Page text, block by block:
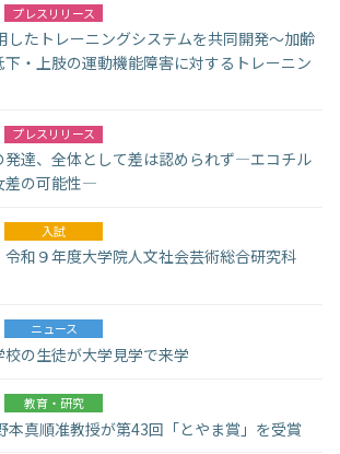
プレスリリース
したトレーニングシステムを共同開発〜加齢
・上肢の運動機能障害に対するトレーニン
プレスリリース
発達、全体として差は認められず―エコチル
差の可能性―
入試
和９年度大学院人文社会芸術総合研究科
ニュース
の生徒が大学見学で来学
教育・研究
本真順准教授が第43回「とやま賞」を受賞